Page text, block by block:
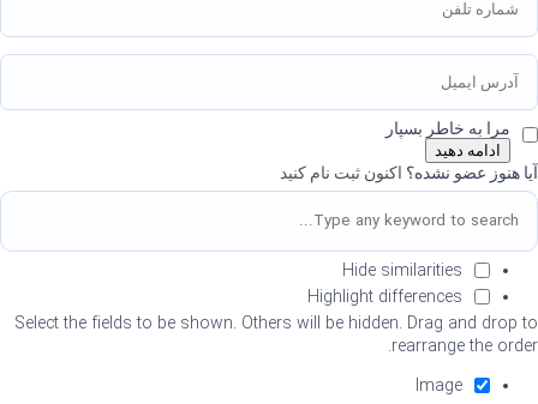
مرا به خاطر بسپار
ادامه دهید
آیا هنوز عضو نشده؟ اکنون ثبت نام کنید
Hide similarities
Highlight differences
Select the fields to be shown. Others will be hidden. Drag and drop to
rearrange the order.
Image